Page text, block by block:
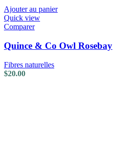
Ajouter au panier
Quick view
Comparer
Quince & Co Owl Rosebay
Fibres naturelles
$20.00